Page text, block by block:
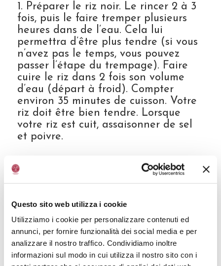
Questo sito web utilizza i cookie
Utilizziamo i cookie per personalizzare contenuti ed
annunci, per fornire funzionalità dei social media e per
analizzare il nostro traffico. Condividiamo inoltre
informazioni sul modo in cui utilizza il nostro sito con i
1. Préparer le riz noir. Le rincer 2 à 3
fois, puis le faire tremper plusieurs
heures dans de l’eau. Cela lui
permettra d’être plus tendre (si vous
n’avez pas le temps, vous pouvez
passer l’étape du trempage). Faire
cuire le riz dans 2 fois son volume
d’eau (départ à froid). Compter
environ 35 minutes de cuisson. Votre
riz doit être bien tendre. Lorsque
votre riz est cuit, assaisonner de sel
et poivre.
2. Préparer votre thon : le couper en
cubes réguliers. Mélanger les cubes à
2 belles cuillères à soupe de Vinaigre
Balsamique de Modène IGP
Invecchiato, un filet de jus de citron
et une cuillère à soupe d’huile
d’olive. Saler et poivrer, mélanger
bien et réserver le temps de vous
occuper du reste. Goûter et rectifier